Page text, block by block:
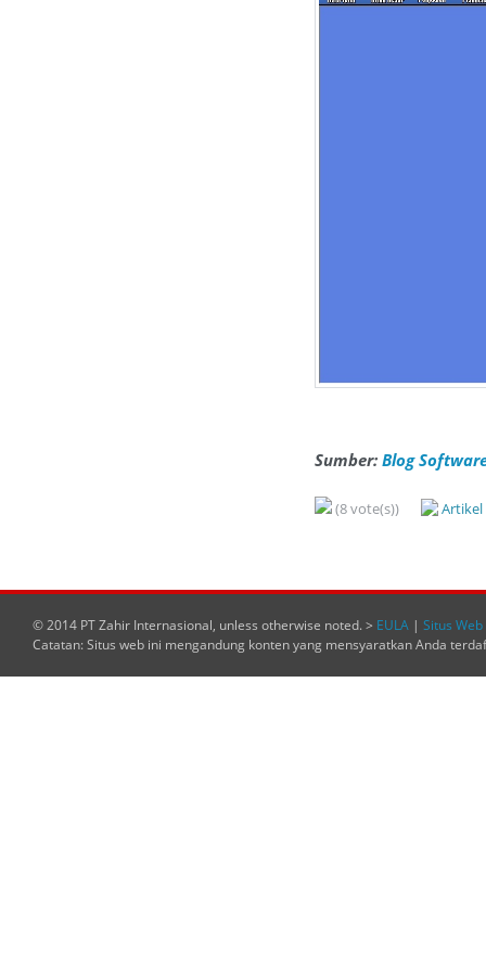
Sumber: Blog
(8 vote(s))
© 2014 PT Zahir Internasional, unless otherwise noted. > EULA | Situs
Catatan: Situs web ini mengandung konten yang mensyaratkan Anda